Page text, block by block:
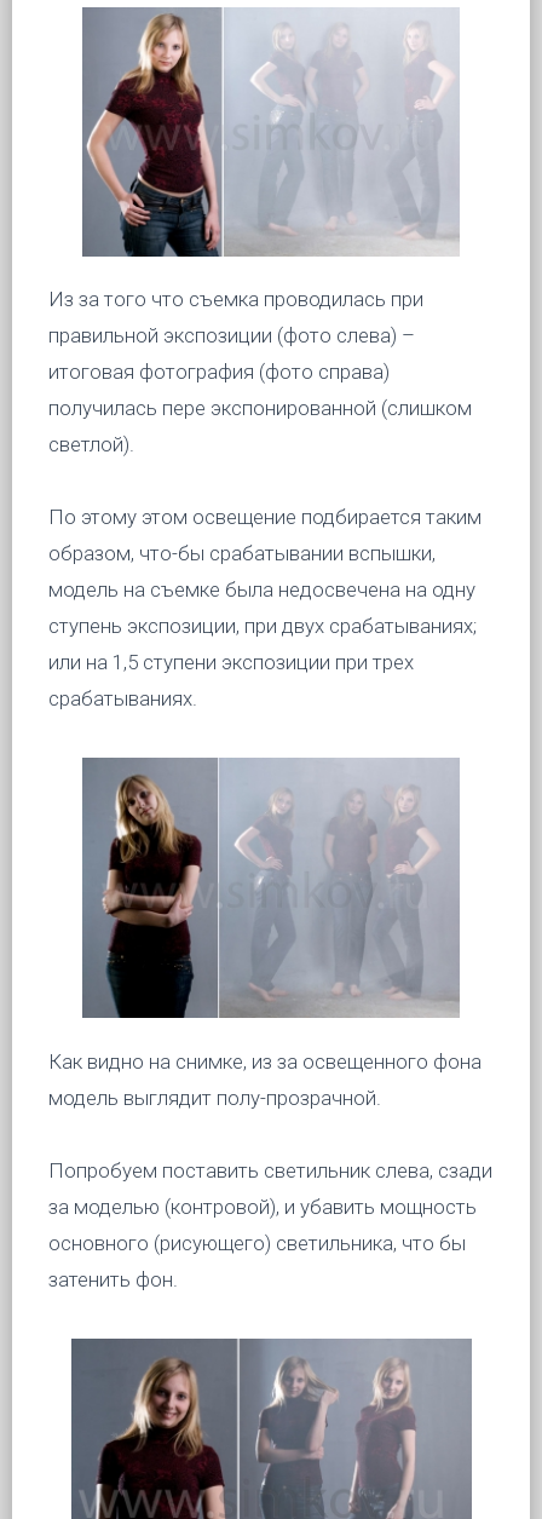
Из за того что съемка проводилась при
правильной экспозиции (фото слева) –
итоговая фотография (фото справа)
получилась пере экспонированной (слишком
светлой).
По этому этом освещение подбирается таким
образом, что-бы срабатывании вспышки,
модель на съемке была недосвечена на одну
ступень экспозиции, при двух срабатываниях;
или на 1,5 ступени экспозиции при трех
срабатываниях.
Как видно на снимке, из за освещенного фона
модель выглядит полу-прозрачной.
Попробуем поставить светильник слева, сзади
за моделью (контровой), и убавить мощность
основного (рисующего) светильника, что бы
затенить фон.